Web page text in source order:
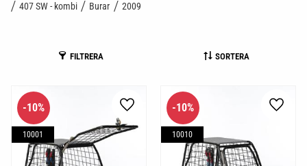
407 SW - kombi
Burar 2009
FILTRERA SORTERA
10%
10001
Lägg till i favoriter
10%
10010
Lägg